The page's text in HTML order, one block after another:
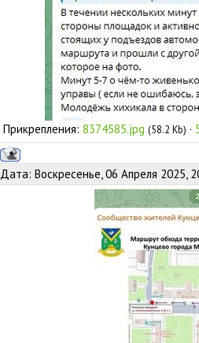
Прикрепления: 8374585.jpg (58.2 Kb) ·
Дата: Воскресенье, 06 Апреля 2025,